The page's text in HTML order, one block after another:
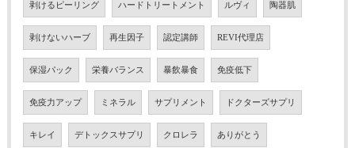
剥けるピーリング ハードトリートメント ルヴィ 陶器肌
剥けないハーブ 再生因子 認定講師 REVI代理店
保湿パック 栄養バランス 暴飲暴食 免疫低下
免疫力アップ ミネラル サプリメント ドクターズサプリ
キレイ デトックスサプリ クロレラ ありがとう